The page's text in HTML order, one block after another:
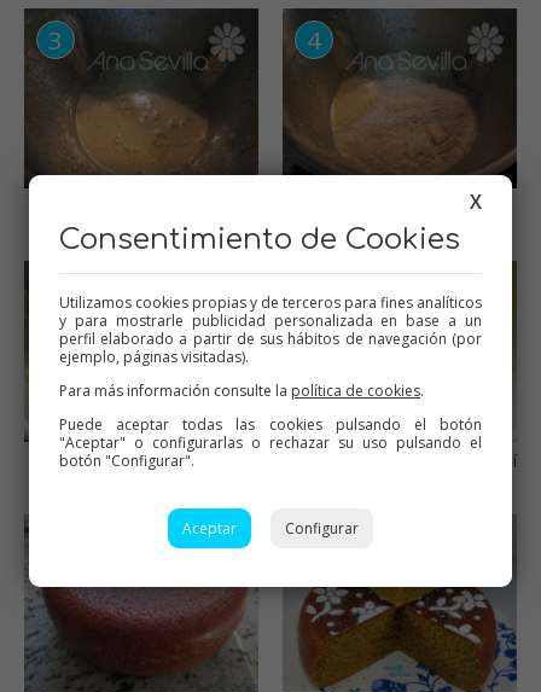
Añadir el resto de
ingredientes
Mezcla bizcocho.
Yo lo horneo en olla GM, así
X
Consentimiento de Cookies
Utilizamos cookies propias y de terceros para fines analíticos
y para mostrarle publicidad personalizada en base a un
perfil elaborado a partir de sus hábitos de navegación (por
ejemplo, páginas visitadas).
Para más información consulte la política de cookies.
Puede aceptar todas las cookies pulsando el botón
"Aceptar" o configurarlas o rechazar su uso pulsando el
botón "Configurar".
Aceptar Configurar